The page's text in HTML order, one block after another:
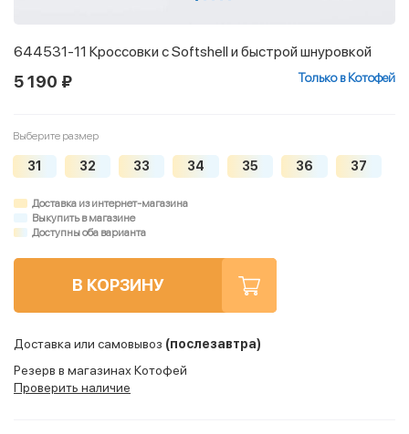
644531-11 Кроссовки с Softshell и быстрой шнуровкой
5 190 ₽ Только в Котофей
Выберите размер
31 32 33 34 35 36 37
Доставка из интернет-магазина
Выкупить в магазине
Доступны оба варианта
В КОРЗИНУ
Доставка или самовывоз (послезавтра)
Резерв в магазинах Котофей
Проверить наличие